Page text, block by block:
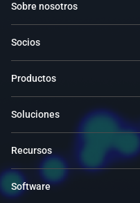
Sobre nosotros
Socios
Productos
Soluciones
Recursos
Software